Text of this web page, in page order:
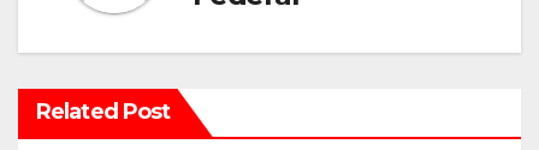
n
d
Related Post